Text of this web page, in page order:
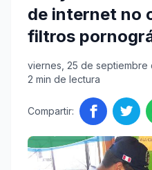
de internet no
filtros
viernes, 25 de septiembre
2 min de lectura
Compartir: